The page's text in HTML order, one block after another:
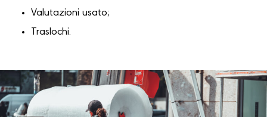
Valutazioni usato;
Traslochi.